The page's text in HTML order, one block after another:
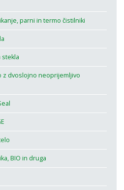
parni in termo čistilniki
stekla
z dvoslojno neoprijemljivo
BIO in druga